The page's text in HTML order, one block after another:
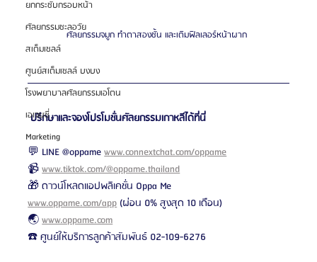
ยกกระชับกรอบหน้า
ศัลยกรรมชะลอวัย
สเต็มเซลล์
ศูนย์สเต็มเซลล์ บงบง
โรงพยาบาลศัลยกรรมเอโตน
เอเจนซี่
Marketing
ศัลยกรรมจมูก ทำตาสองชั้น และเติมฟิลเลอร์หน้าผาก
ปรึกษาและจองโปรโมชั่นศัลยกรรมเกาหลีได้ที่นี่
💬 LINE @oppame www.connextchat.com/oppame
📹 www.tiktok.com/@oppame.thailand
🎁 ดาวน์โหลดแอปพลิเคชั่น Oppa Me
www.oppame.com/app (ผ่อน 0% สูงสุด 10 เดือน)
🌏 www.oppame.com
☎️ ศูนย์ให้บริการลูกค้าสัมพันธ์ 02-109-6276